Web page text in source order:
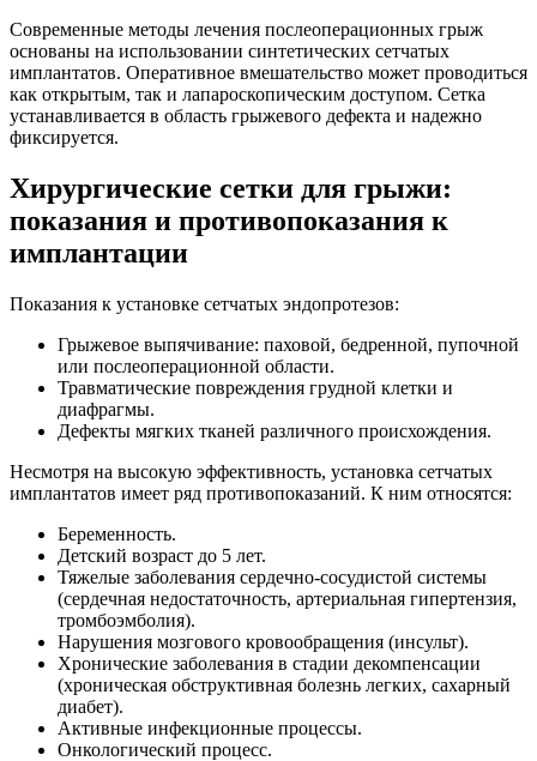
Современные методы лечения послеоперационных грыж
основаны на использовании синтетических сетчатых
имплантатов. Оперативное вмешательство может проводиться
как открытым, так и лапароскопическим доступом. Сетка
устанавливается в область грыжевого дефекта и надежно
фиксируется.
Хирургические сетки для грыжи:
показания и противопоказания к
имплантации
Показания к установке сетчатых эндопротезов:
Грыжевое выпячивание: паховой, бедренной, пупочной
или послеоперационной области.
Травматические повреждения грудной клетки и
диафрагмы.
Дефекты мягких тканей различного происхождения.
Несмотря на высокую эффективность, установка сетчатых
имплантатов имеет ряд противопоказаний. К ним относятся:
Беременность.
Детский возраст до 5 лет.
Тяжелые заболевания сердечно-сосудистой системы
(сердечная недостаточность, артериальная гипертензия,
тромбоэмболия).
Нарушения мозгового кровообращения (инсульт).
Хронические заболевания в стадии декомпенсации
(хроническая обструктивная болезнь легких, сахарный
диабет).
Активные инфекционные процессы.
Онкологический процесс.